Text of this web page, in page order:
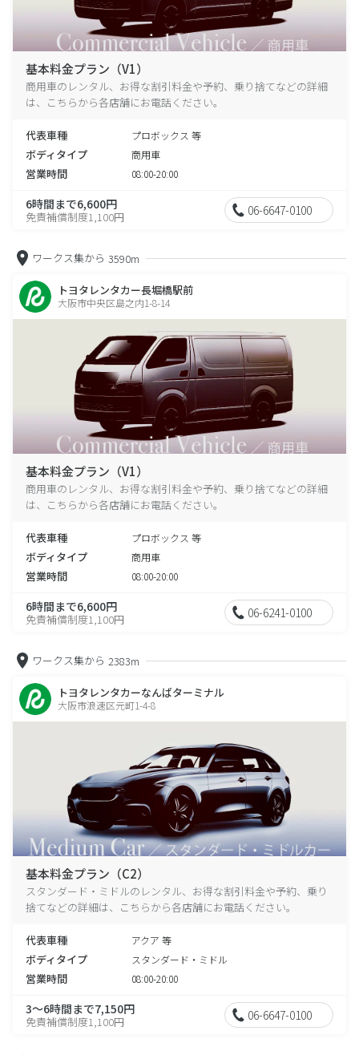
基本料金プラン（V1）
商用車のレンタル、お得な割引料金や予約、乗り捨てなどの詳細
は、こちらから各店舗にお電話ください。
代表車種 プロボックス 等
ボディタイプ 商用車
営業時間 08:00-20:00
6時間まで6,600円
免責補償制度1,100円 06-6647-0100
ワークス集から 3590m
トヨタレンタカー長堀橋駅前
大阪市中央区島之内1-8-14
基本料金プラン（V1）
商用車のレンタル、お得な割引料金や予約、乗り捨てなどの詳細
は、こちらから各店舗にお電話ください。
代表車種 プロボックス 等
ボディタイプ 商用車
営業時間 08:00-20:00
6時間まで6,600円
免責補償制度1,100円 06-6241-0100
ワークス集から 2383m
トヨタレンタカーなんばターミナル
大阪市浪速区元町1-4-8
基本料金プラン（C2）
スタンダード・ミドルのレンタル、お得な割引料金や予約、乗り
捨てなどの詳細は、こちらから各店舗にお電話ください。
代表車種 アクア 等
ボディタイプ スタンダード・ミドル
営業時間 08:00-20:00
3～6時間まで7,150円
免責補償制度1,100円 06-6647-0100